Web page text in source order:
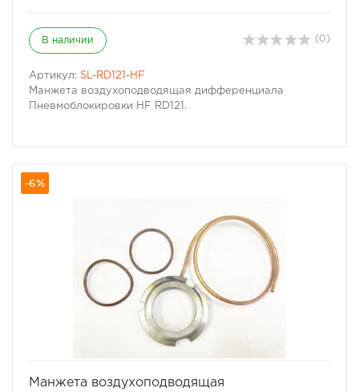
В наличии (0)
Артикул: SL-RD121-HF
Манжета воздухоподводящая дифференциала
Пневмоблокировки HF RD121.
-6%
Манжета воздухоподводящая